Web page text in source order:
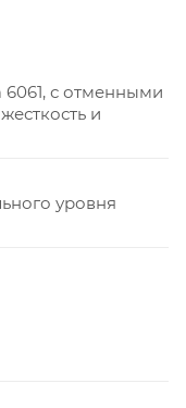
6061, с отменными
и
уровня